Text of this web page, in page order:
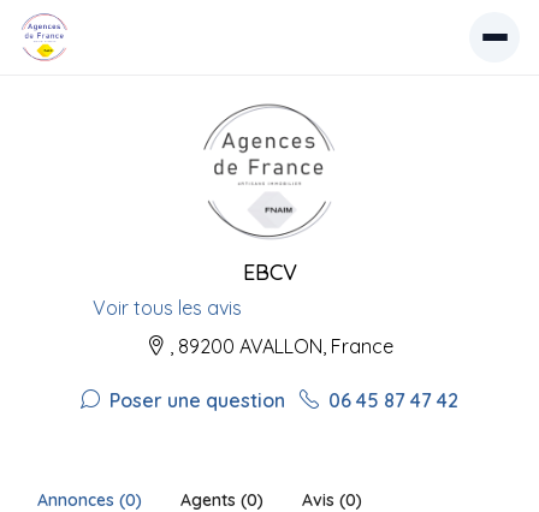
EBCV
Voir tous les avis
, 89200 AVALLON, France
Poser une question 06 45 87 47 42
Annonces (0) Agents (0) Avis (0)